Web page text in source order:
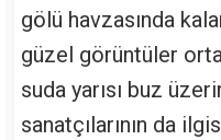
gölü havzasında
güzel görüntüler
suda yarısı buz
sanatçılarının da